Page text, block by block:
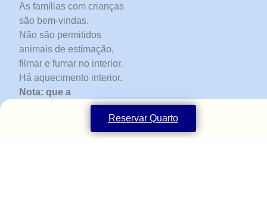
As famílias com crianças
são bem-vindas.
Não são permitidos
animais de estimação,
filmar e fumar no interior.
Há aquecimento interior.
Nota: que a
acomodação está
superior da casa,
Reservar Quarto